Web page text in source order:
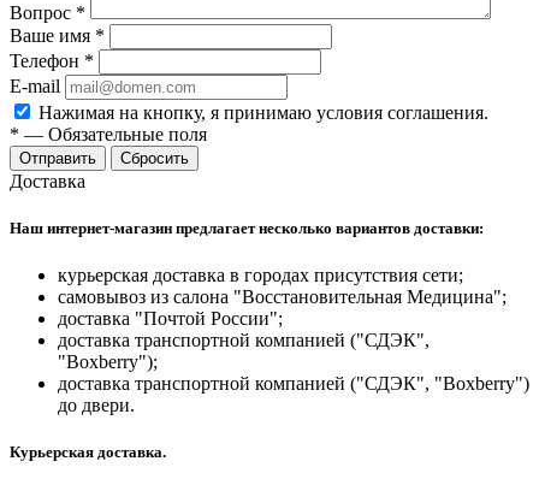
Вопрос *
Ваше имя *
Телефон *
E-mail
Нажимая на кнопку, я принимаю условия соглашения.
* — Обязательные поля
Отправить Сбросить
Доставка
Наш интернет-магазин предлагает несколько вариантов доставки:
курьерская доставка в городах присутствия сети;
самовывоз из салона "Восстановительная Медицина";
доставка "Почтой России";
доставка транспортной компанией ("СДЭК",
"Boxberry");
доставка транспортной компанией ("СДЭК", "Boxberry")
до двери.
Курьерская доставка.